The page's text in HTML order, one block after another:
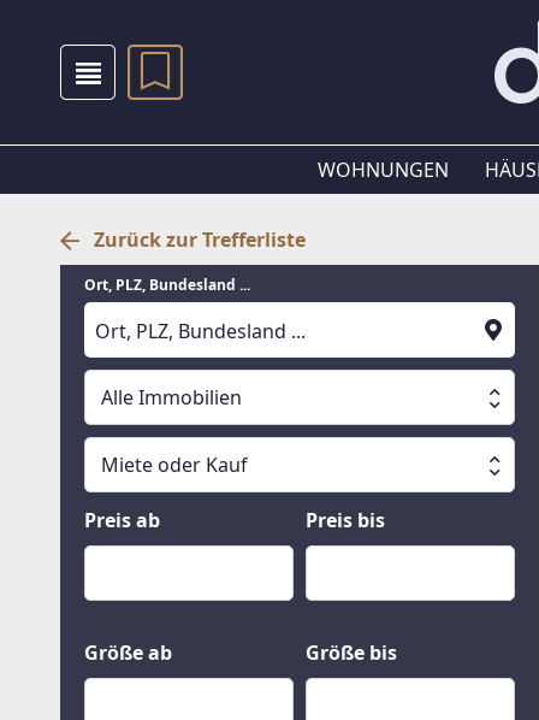
WOHNUNGEN
Zurück zur Trefferliste
Ort, PLZ, Bundesland ...
Suche läuft
Alle Immobilien
Alle Immobilien
Häuser
Grund und Boden
Miete oder Kauf
Miete oder Kauf
Kauf
Preis ab Preis bis
Größe ab Größe bis